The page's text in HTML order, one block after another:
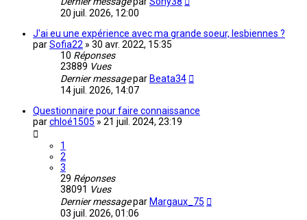
20 juil. 2026, 12:00
J'ai eu une expérience avec ma grande soeur, lesbiennes ?
parSofia22 » 30 avr. 2022, 15:35
10 Réponses
23889 Vues
Dernier messagepar Beata34
14 juil. 2026, 14:07
Questionnaire pour faire connaissance
parchloé1505 » 21 juil. 2024, 23:19
1
2
3
29 Réponses
38091 Vues
Dernier messagepar Margaux_75
03 juil. 2026, 01:06